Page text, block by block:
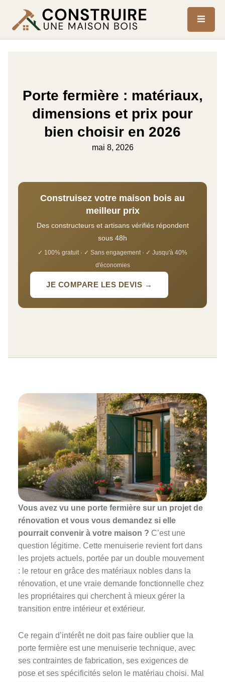
Porte fermière : matériaux,
dimensions et prix pour
bien choisir en 2026
mai 8, 2026
Construisez votre maison bois au
meilleur prix
Des constructeurs et artisans vérifiés répondent
sous 48h
✓ 100% gratuit · ✓ Sans engagement · ✓ Jusqu'à 40%
d'économies
JE COMPARE LES DEVIS →
Vous avez vu une porte fermière sur un projet de
rénovation et vous vous demandez si elle
pourrait convenir à votre maison ? C’est une
question légitime. Cette menuiserie revient fort dans
les projets actuels, portée par un double mouvement
: le retour en grâce des matériaux nobles dans la
rénovation, et une vraie demande fonctionnelle chez
les propriétaires qui cherchent à mieux gérer la
transition entre intérieur et extérieur.
Ce regain d’intérêt ne doit pas faire oublier que la
porte fermière est une menuiserie technique, avec
ses contraintes de fabrication, ses exigences de
pose et ses spécificités selon le matériau choisi. Mal